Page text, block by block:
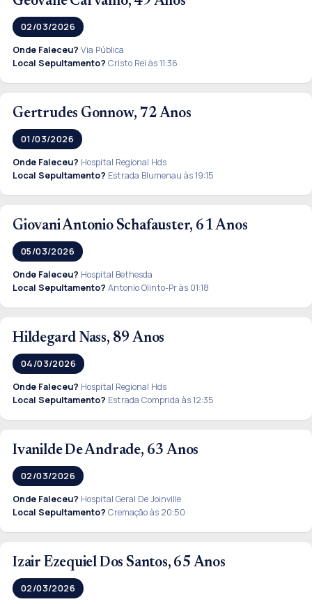
02/03/2026
Onde Faleceu? Via Pública
Local Sepultamento? Cristo Rei às 11:36
Gertrudes Gonnow, 72 Anos
01/03/2026
Onde Faleceu? Hospital Regional Hds
Local Sepultamento? Estrada Blumenau às 19:15
Giovani Antonio Schafauster, 61 Anos
05/03/2026
Onde Faleceu? Hospital Bethesda
Local Sepultamento? Antonio Olinto-Pr às 01:18
Hildegard Nass, 89 Anos
04/03/2026
Onde Faleceu? Hospital Regional Hds
Local Sepultamento? Estrada Comprida às 12:35
Ivanilde De Andrade, 63 Anos
02/03/2026
Onde Faleceu? Hospital Geral De Joinville
Local Sepultamento? Cremação às 20:50
Izair Ezequiel Dos Santos, 65 Anos
02/03/2026